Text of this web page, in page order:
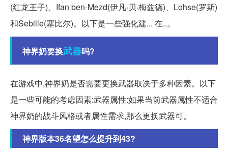
(红龙王子)、Ifan ben-Mezd(伊凡·贝·梅兹德)、Lohse(罗斯)
和Sebille(塞比尔)。以下是一些强化建... 在..。
神界奶要换武器吗?
在游戏中,神界奶是否需要更换武器取决于多种因素。以下
是一些可能的考虑因素:武器属性:如果当前武器属性不适合
神界奶的战斗风格或者属性需求,那么更换武器可。
神界版本36名望怎么提升到43?